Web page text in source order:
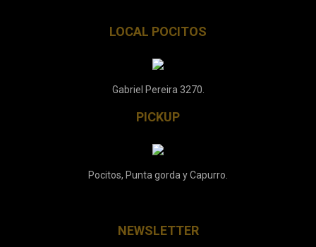
LOCAL POCITOS
Gabriel Pereira 3270.
PICKUP
Pocitos, Punta gorda y Capurro.
NEWSLETTER